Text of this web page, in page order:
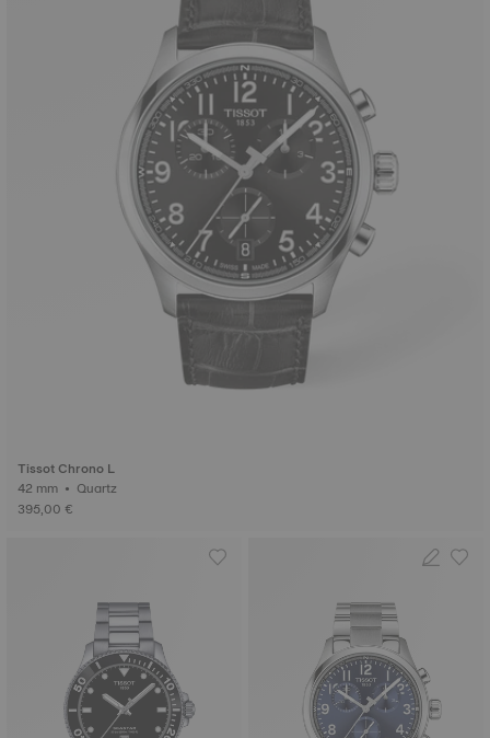
Tissot Chrono L
42 mm • Quartz
395,00 €